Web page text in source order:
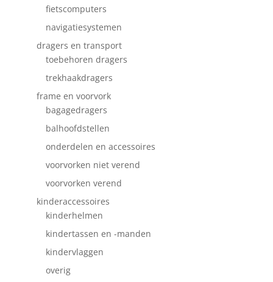
fietscomputers
navigatiesystemen
dragers en transport
toebehoren dragers
trekhaakdragers
frame en voorvork
bagagedragers
balhoofdstellen
onderdelen en accessoires
voorvorken niet verend
voorvorken verend
kinderaccessoires
kinderhelmen
kindertassen en -manden
kindervlaggen
overig